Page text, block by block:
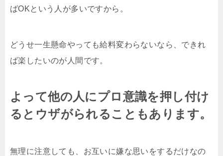
ばOKという人が多いですから。
どうせ一生懸命やっても給料変わらないなら、できれ
ば楽したいのが人間です。
よって他の人にプロ意識を押し付け
るとウザがられることもあります。
無理に注意しても、お互いに嫌な思いをするだけなの